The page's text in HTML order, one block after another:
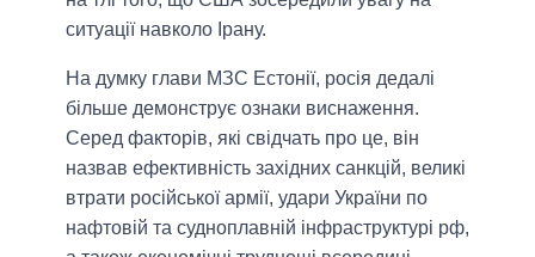
ситуації навколо Ірану.
На думку глави МЗС Естонії, росія дедалі
більше демонструє ознаки виснаження.
Серед факторів, які свідчать про це, він
назвав ефективність західних санкцій, великі
втрати російської армії, удари України по
нафтовій та судноплавній інфраструктурі рф,